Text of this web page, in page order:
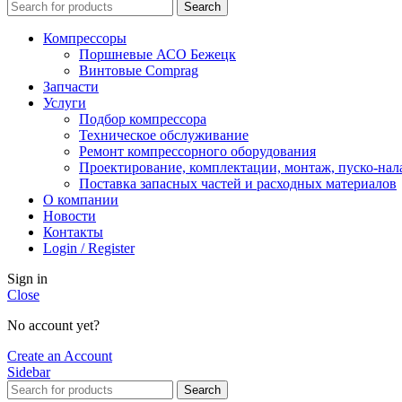
Search
Компрессоры
Поршневые АСО Бежецк
Винтовые Comprag
Запчасти
Услуги
Подбор компрессора
Техническое обслуживание
Ремонт компрессорного оборудования
Проектирование, комплектации, монтаж, пуско-
Поставка запасных частей и расходных материалов
О компании
Новости
Контакты
Login / Register
Sign in
Close
No account yet?
Create an Account
Sidebar
Search